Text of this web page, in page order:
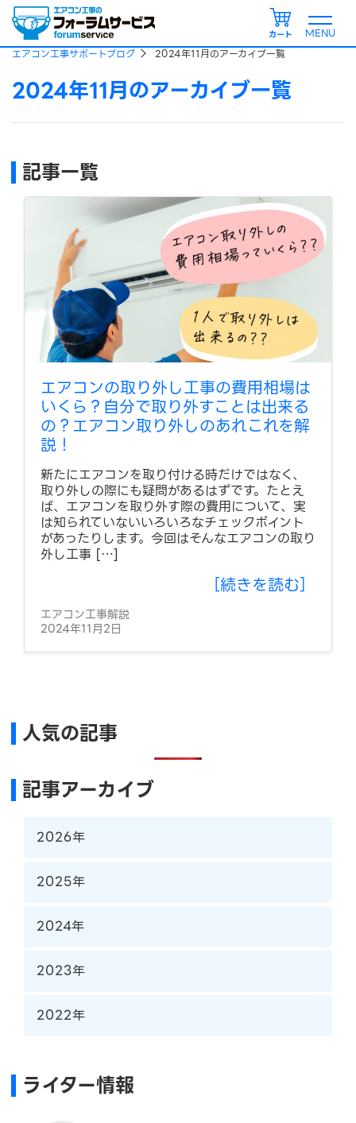
カート
エアコン工事サポートブログ 2024年11月のアーカイブ一覧
2024年11月のアーカイブ一覧
記事一覧
エアコンの取り外し工事の費用相場は
いくら？自分で取り外すことは出来る
の？エアコン取り外しのあれこれを解
説！
新たにエアコンを取り付ける時だけではなく、
取り外しの際にも疑問があるはずです。たとえ
ば、エアコンを取り外す際の費用について、実
は知られていないいろいろなチェックポイント
があったりします。今回はそんなエアコンの取り
外し工事 […]
［続きを読む］
エアコン工事解説
2024年11月2日
人気の記事
記事アーカイブ
2026年
2025年
2024年
2023年
2022年
ライター情報